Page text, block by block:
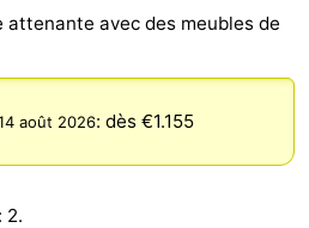
avec des meubles de
août 2026: dès €1.155
2.